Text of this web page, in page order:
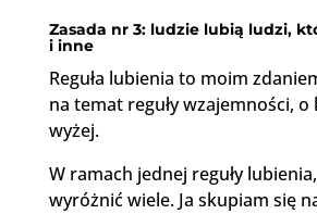
Zasada nr 3: ludzie lubią ludzi,
i inne
Reguła lubienia to moim
na temat reguły wzajemności, o
wyżej.
W ramach jednej reguły
wyróżnić wiele. Ja skupiam się